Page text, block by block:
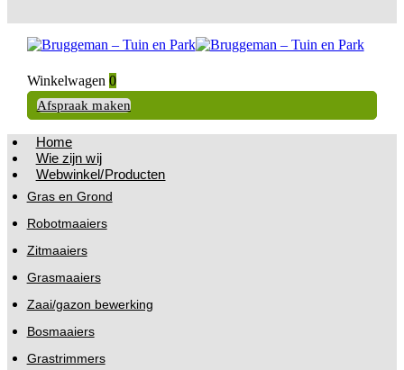
Winkelwagen 0
Afspraak maken
Home
Wie zijn wij
Webwinkel/Producten
Gras en Grond
Robotmaaiers
Zitmaaiers
Grasmaaiers
Zaai/gazon bewerking
Bosmaaiers
Grastrimmers